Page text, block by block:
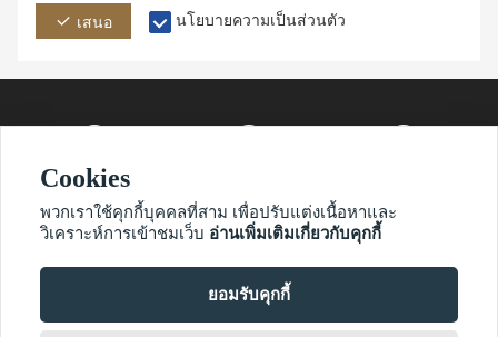
เสนอ นโยบายความเป็นส่วนตัว
ที่อยู่
?2021 ไวมาโอนิอูเน็ต
Cookies
พวกเราใช้คุกกี้บุคคลที่สาม เพื่อปรับแต่งเนื้อหาและ
วิเคราะห์การเข้าชมเว็บ อ่านเพิ่มเติมเกี่ยวกับคุกกี้
ยอมรับคุกกี้